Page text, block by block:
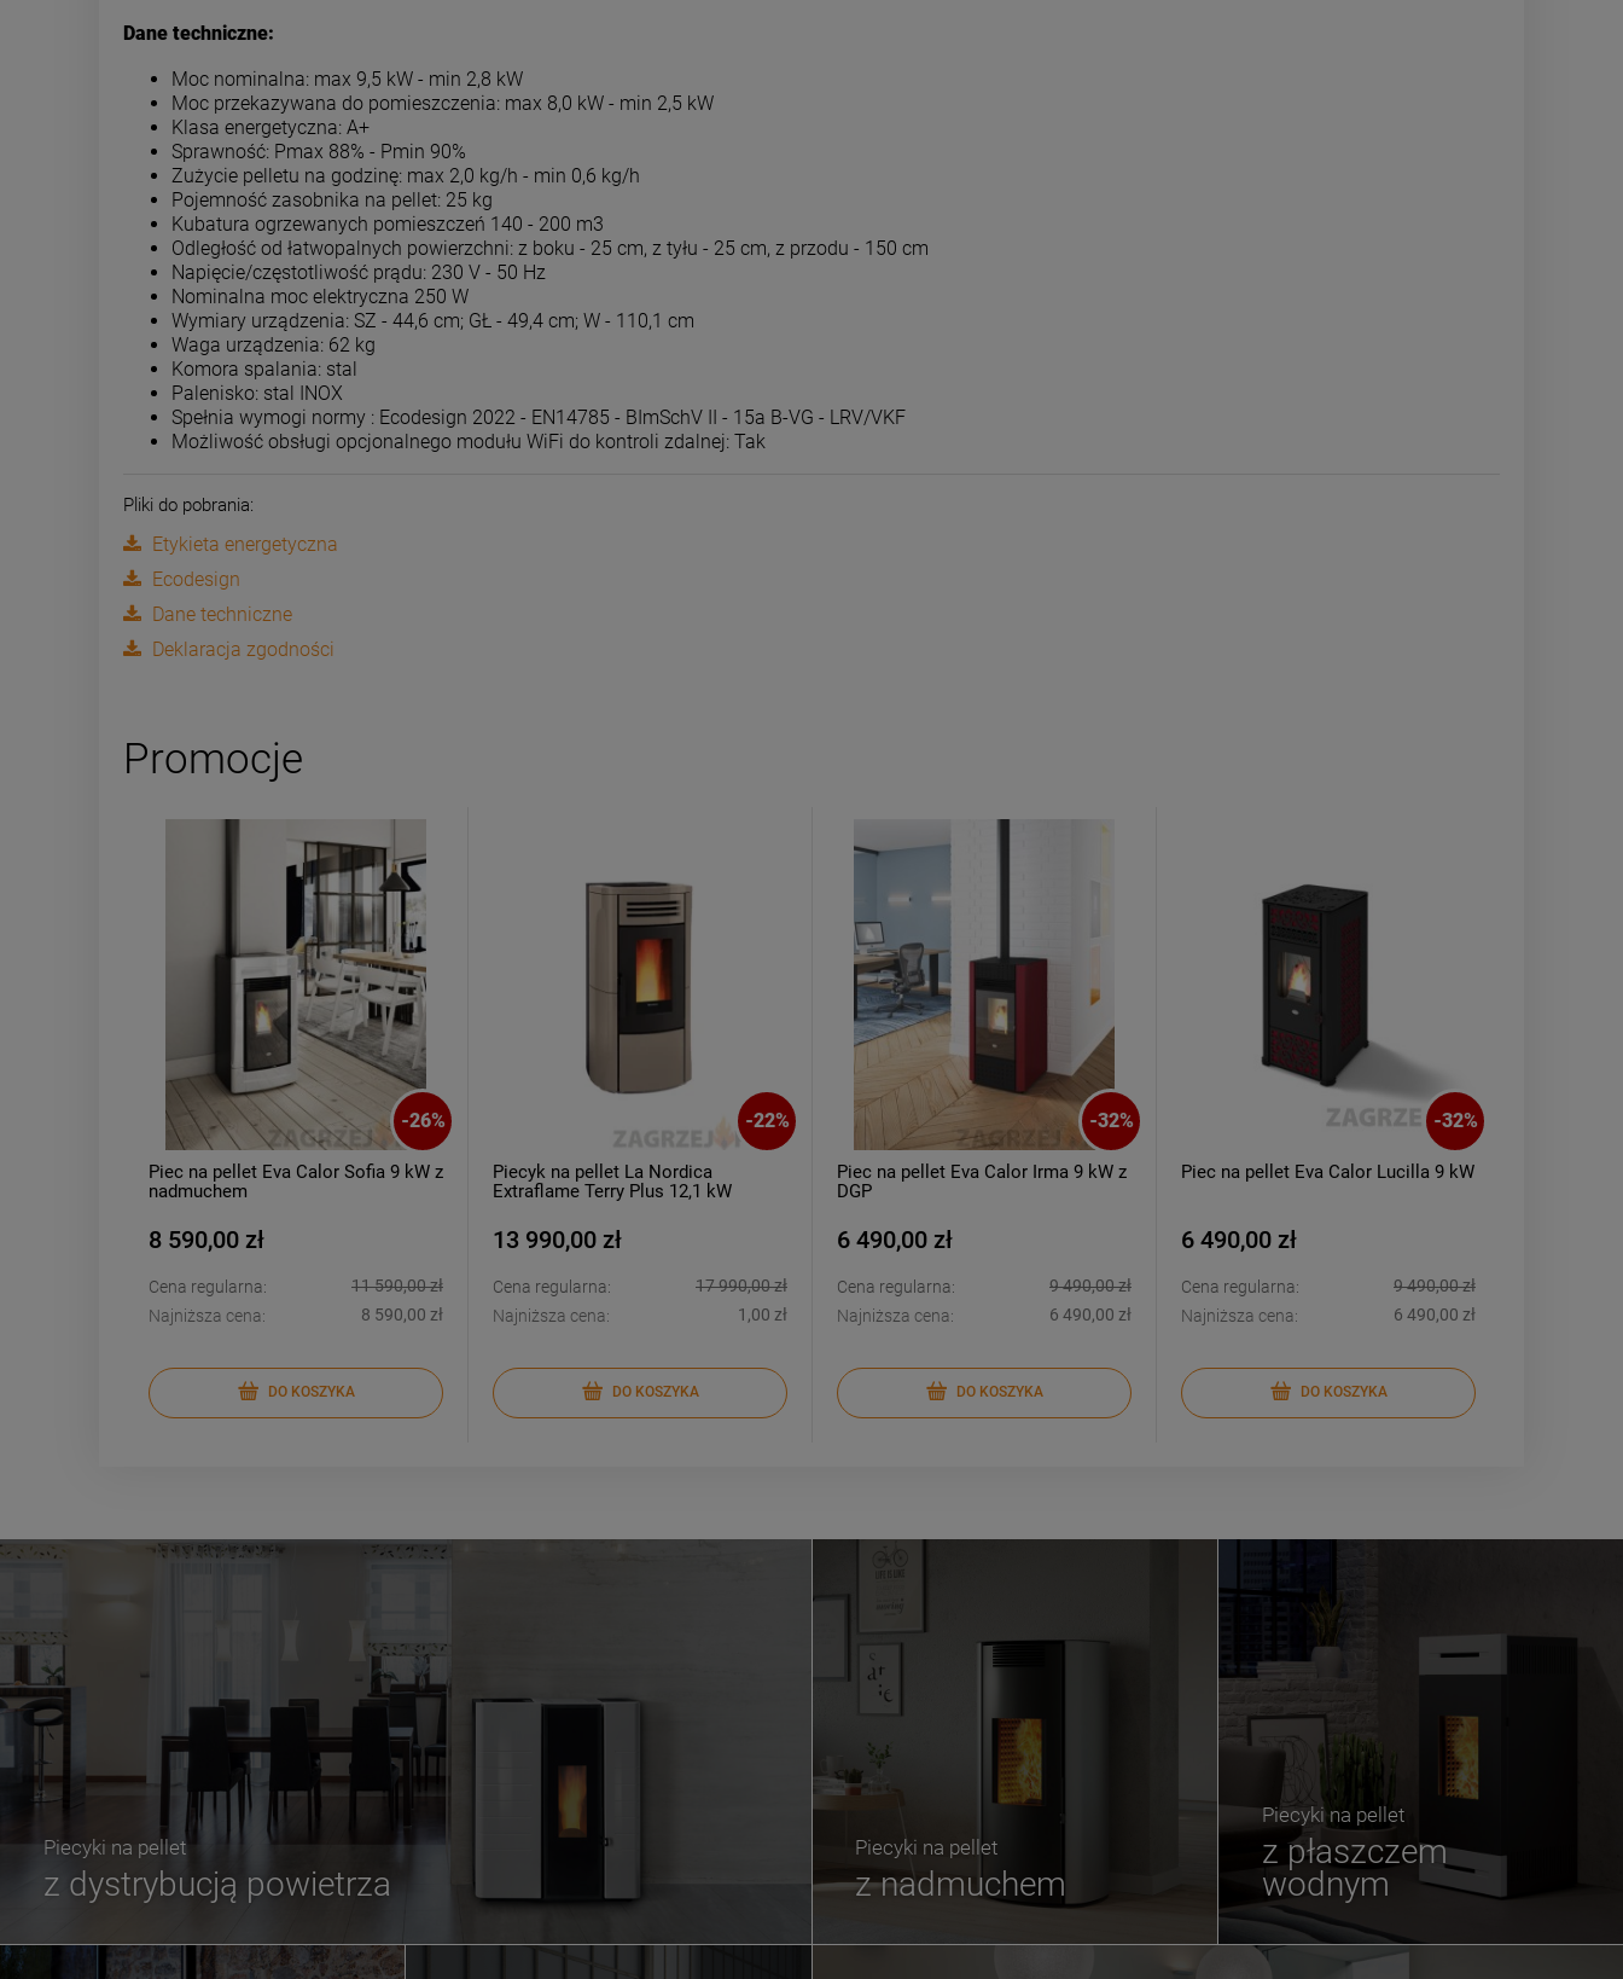
Dane techniczne:
Moc nominalna: max 9,5 kW - min 2,8 kW
Moc przekazywana do pomieszczenia: max 8,0 kW - min 2,5 kW
Klasa energetyczna: A+
Sprawność: Pmax 88% - Pmin 90%
Zużycie pelletu na godzinę: max 2,0 kg/h - min 0,6 kg/h
Pojemność zasobnika na pellet: 25 kg
Kubatura ogrzewanych pomieszczeń 140 - 200 m3
Odległość od łatwopalnych powierzchni: z boku - 25 cm, z tyłu - 25 cm, z przodu - 150 cm
Napięcie/częstotliwość prądu: 230 V - 50 Hz
Nominalna moc elektryczna 250 W
Wymiary urządzenia: SZ - 44,6 cm; GŁ - 49,4 cm; W - 110,1 cm
Waga urządzenia: 62 kg
Komora spalania: stal
Palenisko: stal INOX
Spełnia wymogi normy : Ecodesign 2022 - EN14785 - BImSchV II - 15a B-VG - LRV/VKF
Możliwość obsługi opcjonalnego modułu WiFi do kontroli zdalnej: Tak
Pliki do pobrania:
Etykieta energetyczna
Ecodesign
Dane techniczne
Deklaracja zgodności
Promocje
-26%
Piec na pellet Eva Calor Sofia 9 kW z
nadmuchem
8 590,00 zł
Cena regularna:
11 590,00 zł
Najniższa cena:
8 590,00 zł
DO KOSZYKA
-22%
Piecyk na pellet La Nordica
Extraflame Terry Plus 12,1 kW
13 990,00 zł
Cena regularna:
17 990,00 zł
Najniższa cena:
1,00 zł
DO KOSZYKA
-32%
Piec na pellet Eva Calor Irma 9 kW z
DGP
6 490,00 zł
Cena regularna:
9 490,00 zł
Najniższa cena:
6 490,00 zł
DO KOSZYKA
-32%
Piec na pellet Eva Calor Lucilla 9 kW
6 490,00 zł
Cena regularna:
9 490,00 zł
Najniższa cena:
6 490,00 zł
DO KOSZYKA
Piecyki na pellet
z dystrybucją powietrza
Piecyki na pellet
z nadmuchem
Piecyki na pellet
z płaszczem
wodnym